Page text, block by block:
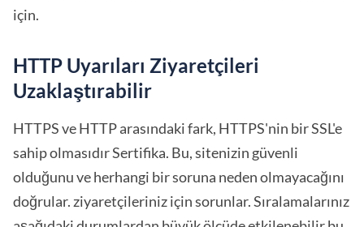
için.
HTTP Uyarıları Ziyaretçileri
Uzaklaştırabilir
HTTPS ve HTTP arasındaki fark, HTTPS'nin bir SSL'e
sahip olmasıdır Sertifika. Bu, sitenizin güvenli
olduğunu ve herhangi bir soruna neden olmayacağını
doğrular. ziyaretçileriniz için sorunlar. Sıralamalarınız